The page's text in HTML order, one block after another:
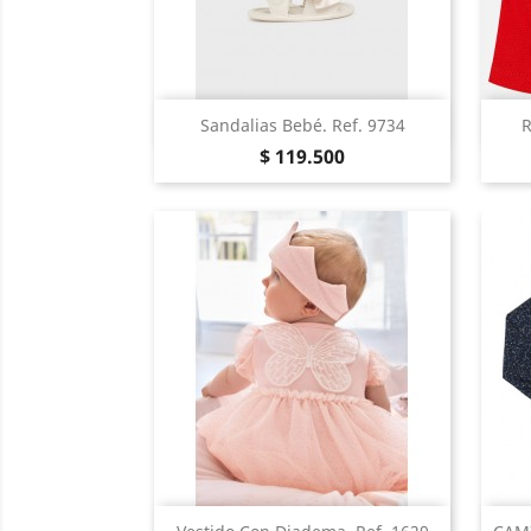
Sandalias Bebé. Ref. 9734
Precio
$ 119.500
Vista Rápida
AzulCrema